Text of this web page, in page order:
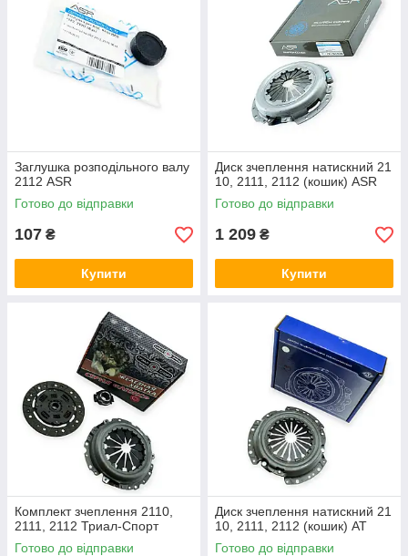
Заглушка розподільного валу
2112 ASR
Готово до відправки
107 ₴
Купити
Диск зчеплення натискний 21
10, 2111, 2112 (кошик) ASR
Готово до відправки
1 209 ₴
Купити
Комплект зчеплення 2110,
2111, 2112 Триал-Спорт
Готово до відправки
Диск зчеплення натискний 21
10, 2111, 2112 (кошик) AT
Готово до відправки